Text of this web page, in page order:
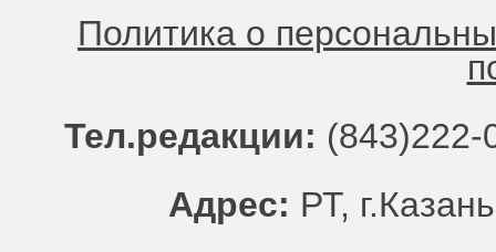
Политика о
Тел.редакции:
Адрес: РТ,